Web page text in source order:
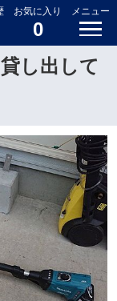
お気に入り
0
メニュー
し出して